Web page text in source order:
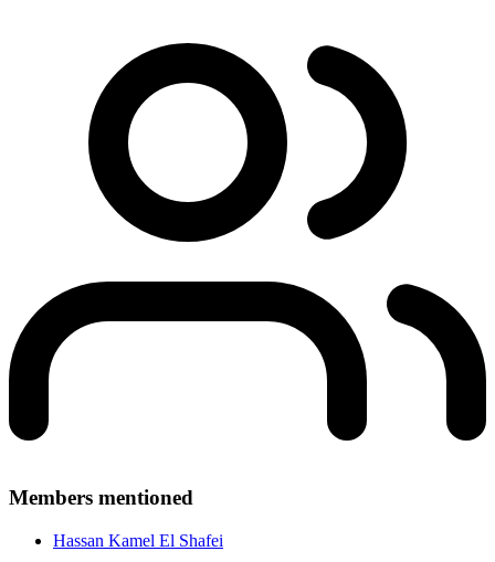
Members mentioned
Hassan Kamel El Shafei